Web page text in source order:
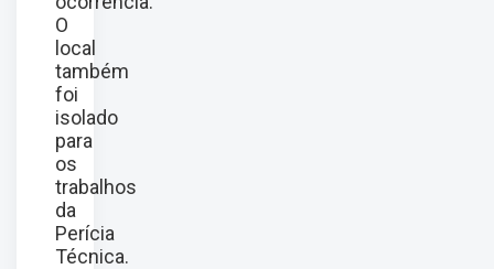
O
local
também
foi
isolado
para
os
trabalhos
da
Perícia
Técnica.